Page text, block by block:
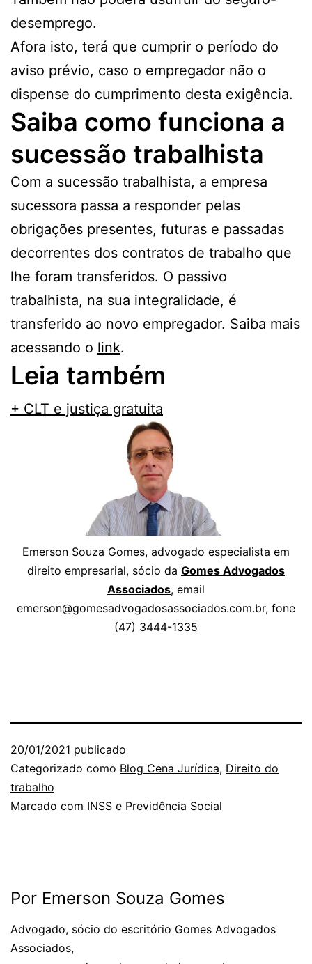
desemprego.
Afora isto, terá que cumprir o período do
aviso prévio, caso o empregador não o
dispense do cumprimento desta exigência.
Saiba como funciona a
sucessão trabalhista
Com a sucessão trabalhista, a empresa
sucessora passa a responder pelas
obrigações presentes, futuras e passadas
decorrentes dos contratos de trabalho que
lhe foram transferidos. O passivo
trabalhista, na sua integralidade, é
transferido ao novo empregador. Saiba mais
acessando o link.
Leia também
+ CLT e justiça gratuita
Emerson Souza Gomes, advogado especialista em
direito empresarial, sócio da Gomes Advogados
Associados, email
emerson@gomesadvogadosassociados.com.br, fone
(47) 3444-1335
20/01/2021 publicado
Categorizado como Blog Cena Jurídica, Direito do
trabalho
Marcado com INSS e Previdência Social
Por Emerson Souza Gomes
Advogado, sócio do escritório Gomes Advogados
Associados,